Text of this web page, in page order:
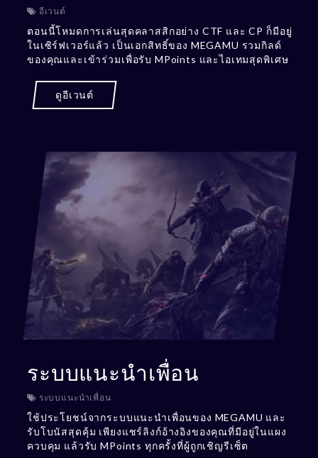
อีเวนต์
ตอนนี้โหมดการเล่นสุดคลาสสิกอย่าง CTF และ CP ก็มีอยู่
ในเซิร์ฟเวอร์แล้ว เป็นเอกสิทธิ์ของ MEGAMU รวมกิลด์
ของคุณและเข้าร่วมเพื่อรับ MPoints และไอเทมสุดพิเศษ
ดูอีเวนต์
ระบบแนะนำเพื่อน
ระบบแนะนำเพื่อน
ใช้ประโยชน์จากระบบแนะนำเพื่อนของ MEGAMU และ
รับโบนัสสุดคุ้ม เพียงแชร์ลิงก์อ้างอิงของคุณที่มีอยู่ในแผง
ควบคุม แล้วรับ MPoints ทุกครั้งที่ผู้ถูกเชิญรีเซ็ต